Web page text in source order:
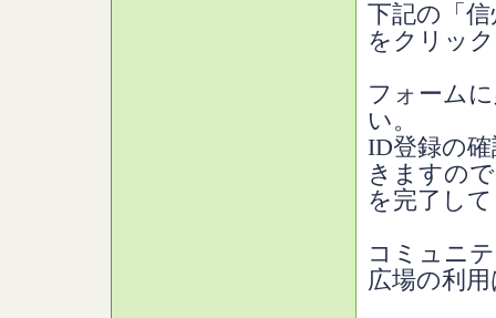
下記の「
をクリッ
フォーム
い。
ID登録の
きますの
を完了し
コミュニ
広場の利